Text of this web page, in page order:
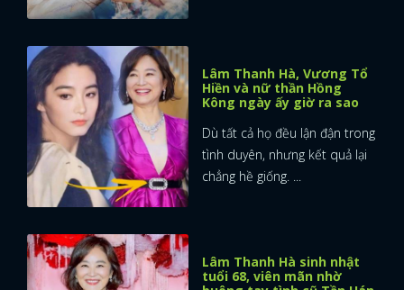
Lâm Thanh Hà, Vương Tổ
Hiền và nữ thần Hồng
Kông ngày ấy giờ ra sao
Dù tất cả họ đều lận đận trong
tình duyên, nhưng kết quả lại
chẳng hề giống. ...
Lâm Thanh Hà sinh nhật
tuổi 68, viên mãn nhờ